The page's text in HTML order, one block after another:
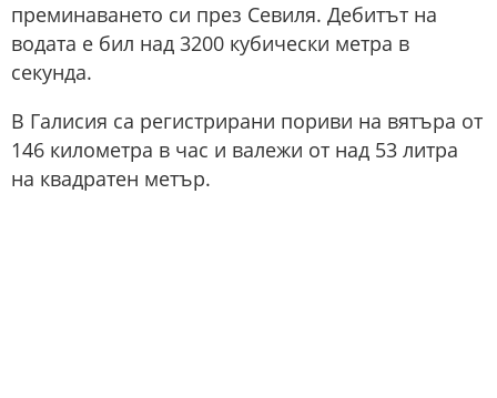
преминаването си през Севиля. Дебитът на
водата е бил над 3200 кубически метра в
секунда.
В Галисия са регистрирани пориви на вятъра от
146 километра в час и валежи от над 53 литра
на квадратен метър.